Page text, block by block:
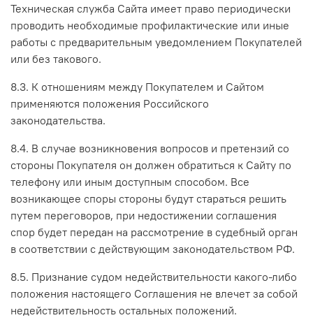
Техническая служба Сайта имеет право периодически
проводить необходимые профилактические или иные
работы с предварительным уведомлением Покупателей
или без такового.
8.3. К отношениям между Покупателем и Сайтом
применяются положения Российского
законодательства.
8.4. В случае возникновения вопросов и претензий со
стороны Покупателя он должен обратиться к Сайту по
телефону или иным доступным способом. Все
возникающее споры стороны будут стараться решить
путем переговоров, при недостижении соглашения
спор будет передан на рассмотрение в судебный орган
в соответствии с действующим законодательством РФ.
8.5. Признание судом недействительности какого-либо
положения настоящего Соглашения не влечет за собой
недействительность остальных положений.